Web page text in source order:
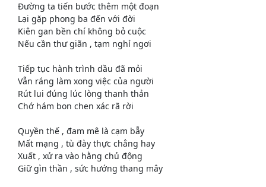
Đường ta tiến bước thêm một đoạn
Lại gặp phong ba đến với đời
Kiên gan bền chí không bỏ cuộc
Nếu cần thư giãn , tạm nghỉ ngơi
Tiếp tục hành trình dầu đã mỏi
Vẫn ráng làm xong việc của người
Rút lui đúng lúc lòng thanh thản
Chớ hám bon chen xác rã rời
Quyền thế , đam mê là cạm bẫy
Mất mạng , tù đày thực chẳng hay
Xuất , xử ra vào hằng chủ động
Giữ gìn thần , sức hướng thang mây